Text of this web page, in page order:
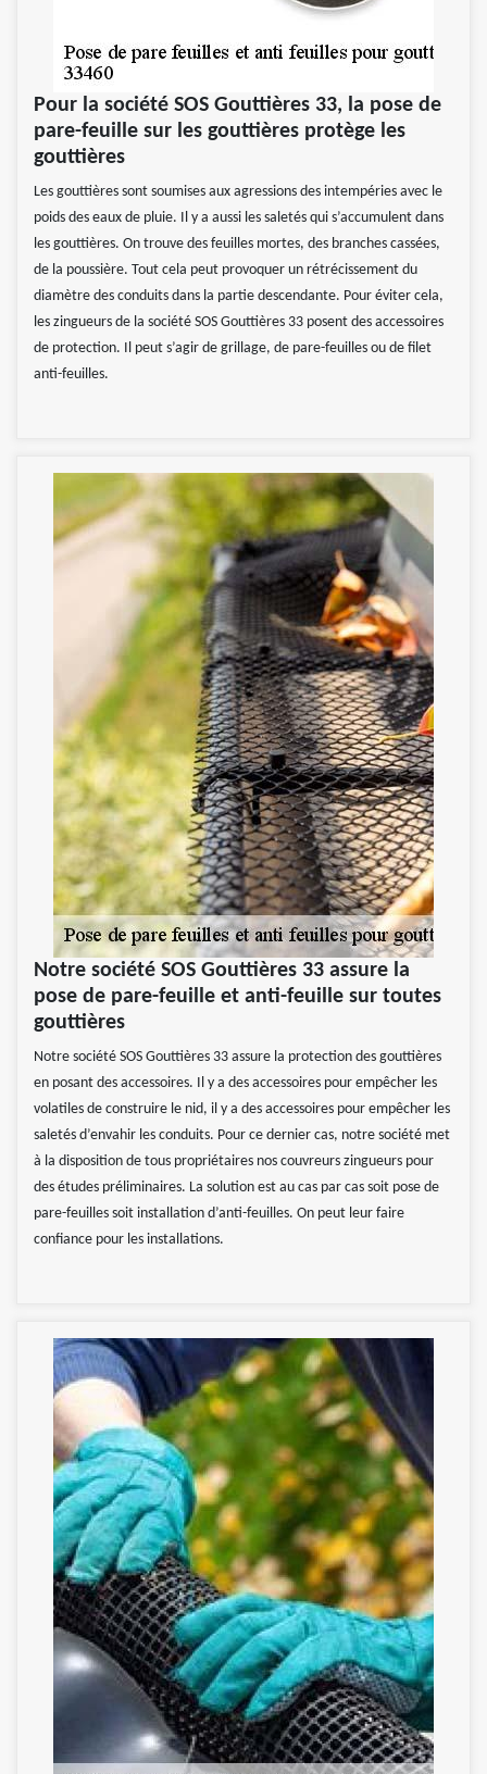
Pour la société SOS Gouttières 33, la pose de
pare-feuille sur les gouttières protège les
gouttières
Les gouttières sont soumises aux agressions des intempéries avec le
poids des eaux de pluie. Il y a aussi les saletés qui s’accumulent dans
les gouttières. On trouve des feuilles mortes, des branches cassées,
de la poussière. Tout cela peut provoquer un rétrécissement du
diamètre des conduits dans la partie descendante. Pour éviter cela,
les zingueurs de la société SOS Gouttières 33 posent des accessoires
de protection. Il peut s’agir de grillage, de pare-feuilles ou de filet
anti-feuilles.
Notre société SOS Gouttières 33 assure la
pose de pare-feuille et anti-feuille sur toutes
gouttières
Notre société SOS Gouttières 33 assure la protection des gouttières
en posant des accessoires. Il y a des accessoires pour empêcher les
volatiles de construire le nid, il y a des accessoires pour empêcher les
saletés d’envahir les conduits. Pour ce dernier cas, notre société met
à la disposition de tous propriétaires nos couvreurs zingueurs pour
des études préliminaires. La solution est au cas par cas soit pose de
pare-feuilles soit installation d’anti-feuilles. On peut leur faire
confiance pour les installations.